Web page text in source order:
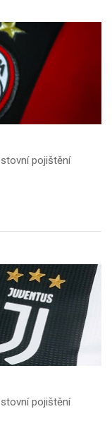
pojištění
pojištění